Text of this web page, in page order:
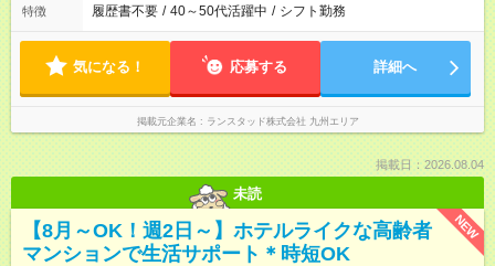
特徴 履歴書不要 / 40～50代活躍中 / シフト勤務
気になる！ 応募する 詳細へ
掲載元企業名 ランスタッド株式会社 九州エリア
掲載日：2026.08.04
未読
NEW
【8月～OK！週2日～】ホテルライクな高齢者
マンションで生活サポート＊時短OK